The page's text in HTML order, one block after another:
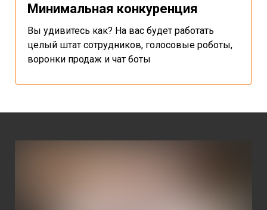
Минимальная конкуренция
Вы удивитесь как? На вас будет работать
целый штат сотрудников, голосовые роботы,
воронки продаж и чат боты